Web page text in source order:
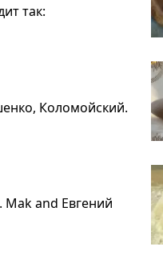
так:
Коломойский.
Mak and Евгений